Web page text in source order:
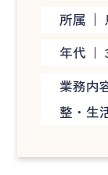
所属
年代
業務内
整・生